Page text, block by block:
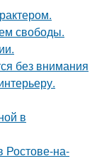
свободы.
без внимания
в
Ростове-на-